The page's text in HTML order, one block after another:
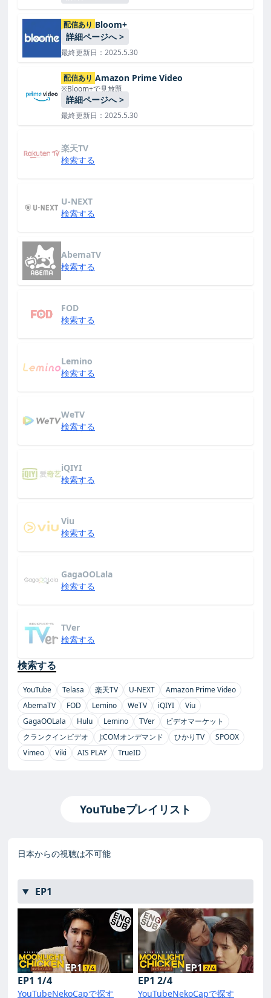
配信あり Bloom+
詳細ページへ >
最終更新日：2025.5.30
配信あり Amazon Prime Video
※Bloom+で見放題
詳細ページへ >
最終更新日：2025.5.30
楽天TV
検索する
U-NEXT
検索する
AbemaTV
検索する
FOD
検索する
Lemino
検索する
WeTV
検索する
iQIYI
検索する
Viu
検索する
GagaOOLala
検索する
TVer
検索する
検索する
YouTube Telasa 楽天TV U-NEXT
Amazon Prime Video
AbemaTV
FOD Lemino WeTV iQIYI
Viu
GagaOOLala
Hulu Lemino TVer
ビデオマーケット
クランクインビデオ
J:COMオンデマンド ひかりTV
SPOOX
Vimeo
Viki AIS PLAY TrueID
YouTubeプレイリスト
日本からの視聴は不可能
EP1
EP1 1/4
YouTubeNekoCapで探す
EP1 2/4
YouTubeNekoCapで探す